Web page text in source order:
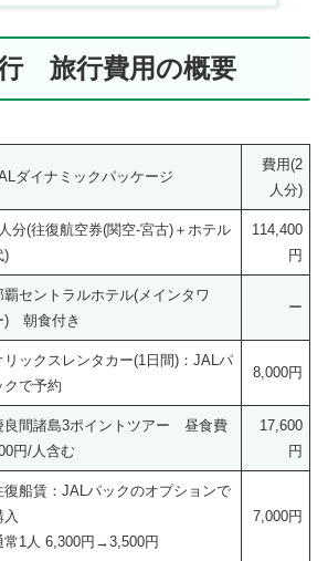
旅行費用の概要
ダイナミックパッケージ
費用(2
人分)
分(往復航空券(関空-宮古)＋ホテル
)
114,400
円
覇セントラルホテル(メインタワ
) 朝食付き
ー
リックスレンタカー(1日間)：JALパ
クで予約
8,000円
良間諸島3ポイントツアー 昼食費
円/人含む
17,600
円
復船賃：JALパックのオプションで
入
常1人 6,300円→3,500円
7,000円